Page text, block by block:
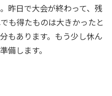
昨日で大会が終わって、残
も得たものは大きかったと
もあります。もう少し休ん
備します。